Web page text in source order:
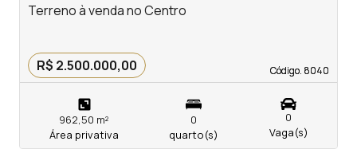
Código. 8040
Código. 8040
Terreno à venda no Centro
R$ 2.500.000,00
962,50 m²
Área privativa
0
quarto(s)
0
Vaga(s)